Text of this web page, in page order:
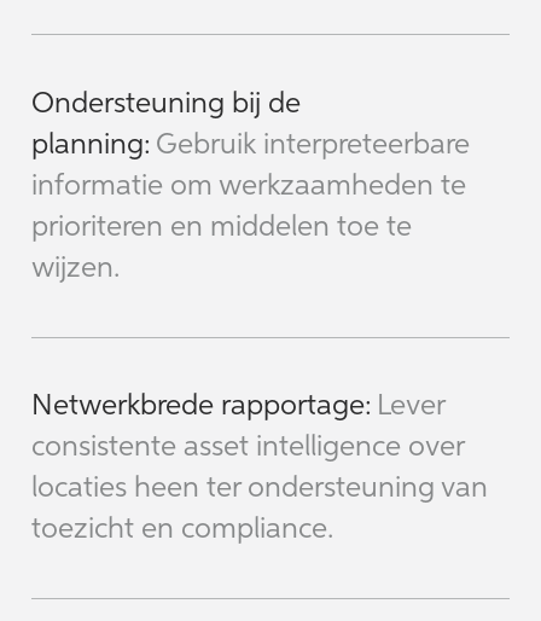
Ondersteuning bij de
planning: Gebruik interpreteerbare
informatie om werkzaamheden te
prioriteren en middelen toe te
wijzen.
Netwerkbrede rapportage: Lever
consistente asset intelligence over
locaties heen ter ondersteuning van
toezicht en compliance.